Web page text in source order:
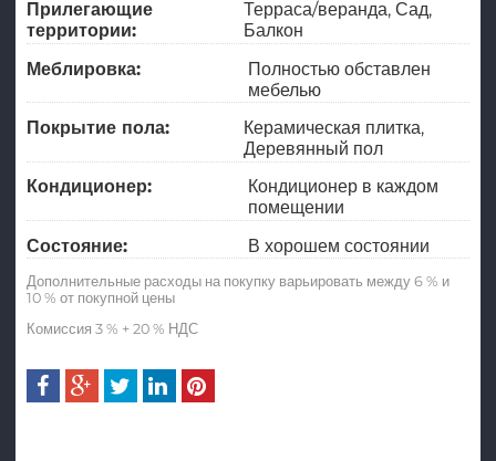
Прилегающие
территории:
Терраса/веранда Сад
Балкон
Меблировка:
Полностью обставлен
мебелью
Покрытие пола:
Керамическая плитка
Деревянный пол
Кондиционер:
Кондиционер в каждом
помещении
Состояние:
В хорошем состоянии
Дополнительные расходы на покупку варьировать между 6 % и
10 % от покупной цены
Комиссия 3 % + 20 % НДС